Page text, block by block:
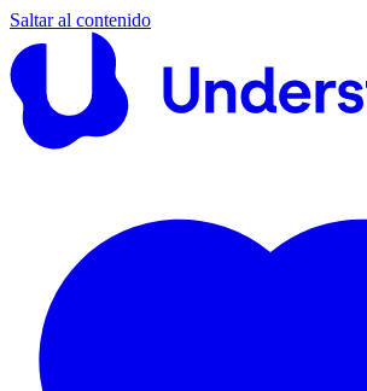
Saltar al contenido